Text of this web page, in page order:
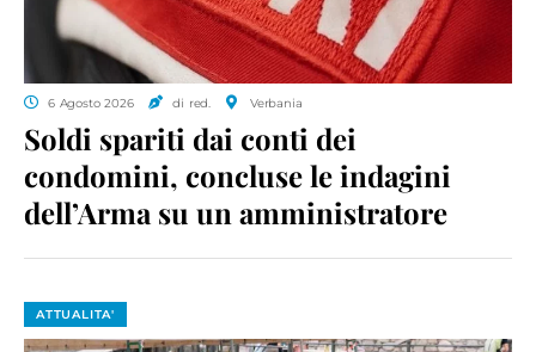
6 Agosto 2026 di red. Verbania
Soldi spariti dai conti dei
condomini, concluse le indagini
dell’Arma su un amministratore
ATTUALITA'